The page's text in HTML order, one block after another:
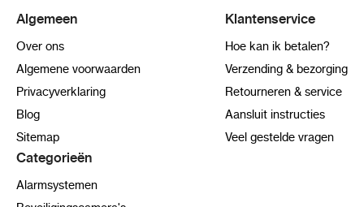
Algemeen
Over ons
Algemene voorwaarden
Privacyverklaring
Blog
Sitemap
Klantenservice
Hoe kan ik betalen?
Verzending & bezorging
Retourneren & service
Aansluit instructies
Veel gestelde vragen
Categorieën
Alarmsystemen